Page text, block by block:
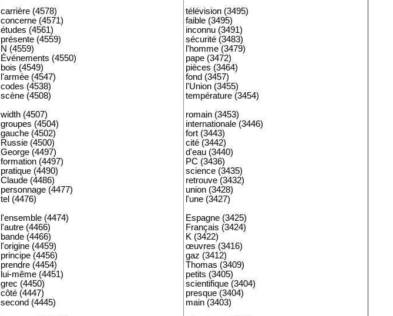
carrière (4578)
concerne (4571)
études (4561)
présente (4559)
N (4559)
Événements (4550)
bois (4549)
l'armée (4547)
codes (4538)
scène (4508)
width (4507)
groupes (4504)
gauche (4502)
Russie (4500)
George (4497)
formation (4497)
pratique (4490)
Claude (4486)
personnage (4477)
tel (4476)
l'ensemble (4474)
l'autre (4466)
bande (4466)
l'origine (4459)
principe (4456)
prendre (4454)
lui-même (4451)
grec (4450)
côté (4447)
second (4445)
télévision (3495)
faible (3495)
inconnu (3491)
sécurité (3483)
l'homme (3479)
pape (3472)
pièces (3464)
fond (3457)
l'Union (3455)
température (3454)
romain (3453)
internationale (3446)
fort (3443)
cité (3442)
d'eau (3440)
PC (3436)
science (3435)
retrouve (3432)
union (3428)
l'une (3427)
Espagne (3425)
Français (3424)
K (3422)
œuvres (3416)
gaz (3412)
Thomas (3409)
petits (3405)
scientifique (3404)
presque (3404)
main (3403)